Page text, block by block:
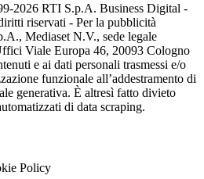
2026 RTI S.p.A. Business Digital -
riservati - Per la pubblicità
Mediaset N.V., sede legale
Viale Europa 46, 20093 Cologno
e ai dati personali trasmessi e/o
funzionale all’addestramento di
generativa. È altresì fatto divieto
di data scraping.
Policy